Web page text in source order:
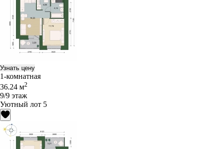
Узнать цену
1-комнатная
36.24 м2
9/9 этаж
Уютный лот 5